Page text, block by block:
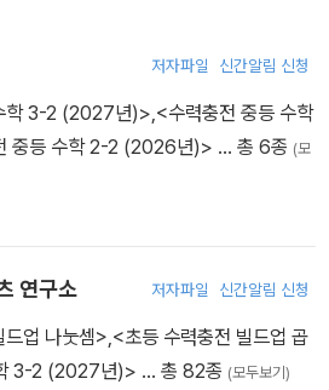
저자파일 신간알림 신청
학 3-2 (2027년)>,<수력충전 중등 수학
중등 수학 2-2 (2026년)> … 총 6종 (모
연구소 저자파일 신간알림 신청
드업 나눗셈>,<초등 수력충전 빌드업 곱
3-2 (2027년)> … 총 82종 (모두보기)